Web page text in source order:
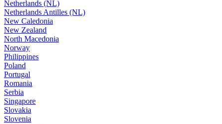
Netherlands (NL)
Netherlands Antilles (NL)
New Caledonia
New Zealand
North Macedonia
Norway
Philippines
Poland
Portugal
Romania
Serbia
Singapore
Slovakia
Slovenia